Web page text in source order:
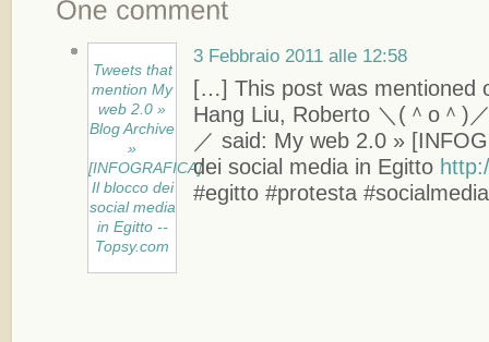
Tweets that
mention My
web 2.0 »
Blog Archive
»
[INFOGRAFICA]
Il blocco dei
social media
in Egitto --
Topsy.com
3 Febbraio 2011 alle 12:58
[…] This post was mentioned
Hang Liu, Roberto ＼(＾o＾)
／ said: My web 2.0 »
dei social media in Egitto
#egitto #protesta